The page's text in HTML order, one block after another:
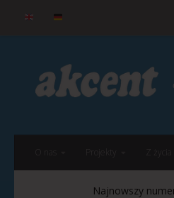
Przejdź do treści
Projekty Z życia
Najnowszy